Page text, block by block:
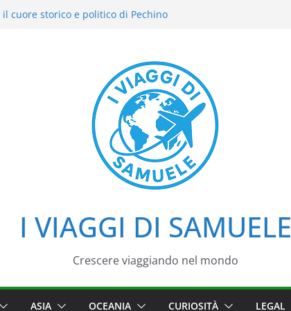
il cuore storico e politico di Pechino
d’Estate tra loto, camminate e
tra imperatori, simboli e cortili
I VIAGGI DI SAMUELE
Crescere viaggiando nel mondo
ASIA OCEANIA CURIOSITÀ LEGAL